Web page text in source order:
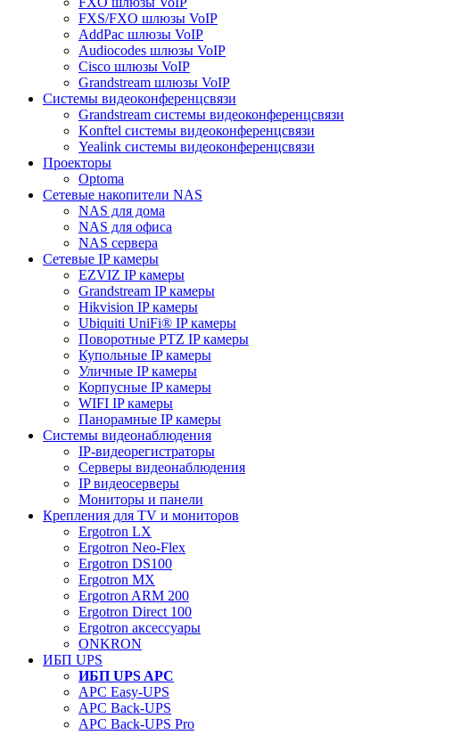
FXS/FXO шлюзы VoIP
AddPac шлюзы VoIP
Audiocodes шлюзы VoIP
Cisco шлюзы VoIP
Grandstream шлюзы VoIP
Системы видеоконференцсвязи
Grandstream системы видеоконференцсвязи
Konftel системы видеоконференцсвязи
Yealink системы видеоконференцсвязи
Проекторы
Optoma
Сетевые накопители NAS
NAS для дома
NAS для офиса
NAS сервера
Сетевые IP камеры
EZVIZ IP камеры
Grandstream IP камеры
Hikvision IP камеры
Ubiquiti UniFi® IP камеры
Поворотные PTZ IP камеры
Купольные IP камеры
Уличные IP камеры
Корпусные IP камеры
WIFI IP камеры
Панорамные IP камеры
Системы видеонаблюдения
IP-видеорегистраторы
Серверы видеонаблюдения
IP видеосерверы
Мониторы и панели
Крепления для TV и мониторов
Ergotron LX
Ergotron Neo-Flex
Ergotron DS100
Ergotron MX
Ergotron ARM 200
Ergotron Direct 100
Ergotron аксессуары
ONKRON
ИБП UPS
ИБП UPS APC
APC Easy-UPS
APC Back-UPS
APC Back-UPS Pro